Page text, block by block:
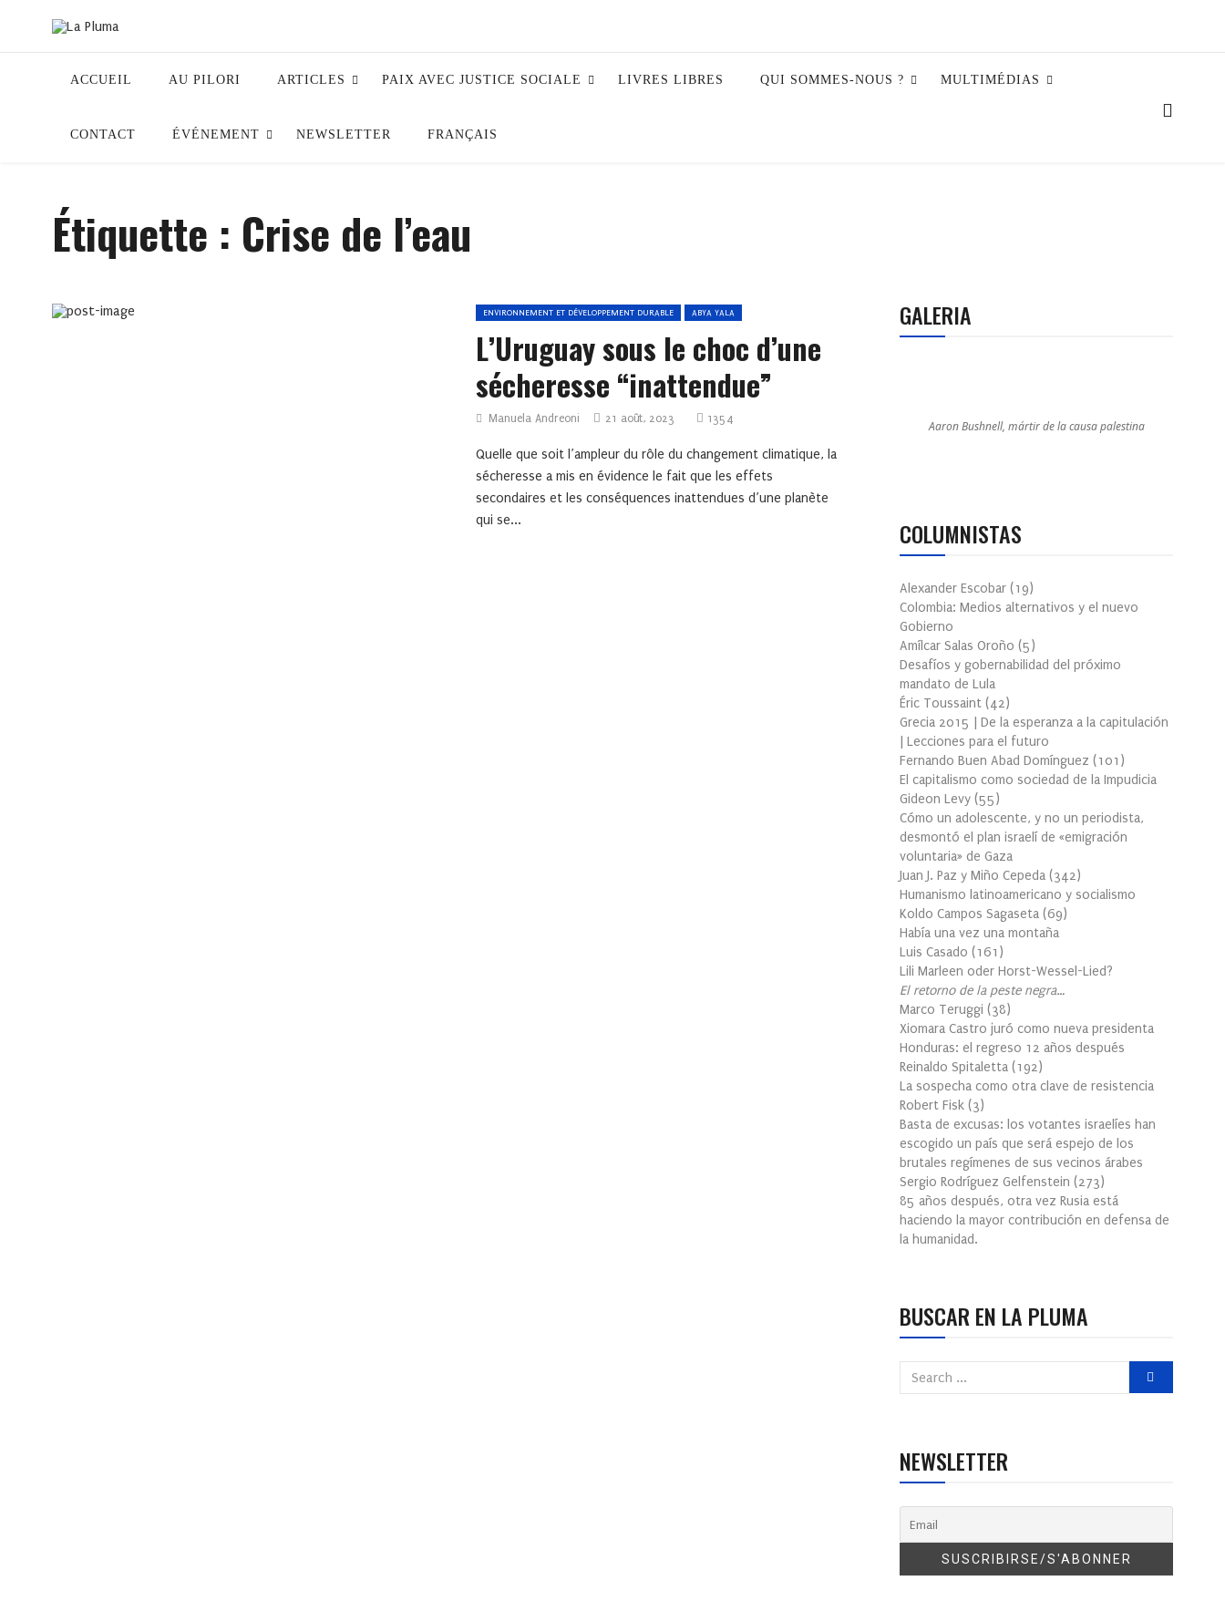
ACCUEIL AU PILORI ARTICLES PAIX AVEC JUSTICE SOCIALE LIVRES LIBRES QUI SOMMES-NOUS ? MULTIMÉDIAS
CONTACT ÉVÉNEMENT NEWSLETTER FRANÇAIS
Étiquette : Crise de l’eau
ENVIRONNEMENT ET DÉVELOPPEMENT DURABLE ABYA YALA
L’Uruguay sous le choc d’une
sécheresse “inattendue”
Manuela Andreoni 21 août, 2023 1354
Quelle que soit l’ampleur du rôle du changement climatique, la
sécheresse a mis en évidence le fait que les effets
secondaires et les conséquences inattendues d’une planète
qui se...
GALERIA
Aaron Bushnell, mártir de la causa palestina
COLUMNISTAS
Alexander Escobar (19)
Colombia: Medios alternativos y el nuevo
Gobierno
Amílcar Salas Oroño (5)
Desafíos y gobernabilidad del próximo
mandato de Lula
Éric Toussaint (42)
Grecia 2015 | De la esperanza a la capitulación
| Lecciones para el futuro
Fernando Buen Abad Domínguez (101 )
El capitalismo como sociedad de la Impudicia
Gideon Levy (55)
Cómo un adolescente, y no un periodista,
desmontó el plan israelí de «emigración
voluntaria» de Gaza
Juan J. Paz y Miño Cepeda (342)
Humanismo latinoamericano y socialismo
Koldo Campos Sagaseta (69)
Había una vez una montaña
Luis Casado (161 )
Lili Marleen oder Horst-Wessel-Lied?
El retorno de la peste negra…
Marco Teruggi (38)
Xiomara Castro juró como nueva presidenta
Honduras: el regreso 12 años después
Reinaldo Spitaletta (192)
La sospecha como otra clave de resistencia
Robert Fisk (3)
Basta de excusas: los votantes israelíes han
escogido un país que será espejo de los
brutales regímenes de sus vecinos árabes
Sergio Rodríguez Gelfenstein (273)
85 años después, otra vez Rusia está
haciendo la mayor contribución en defensa de
la humanidad.
BUSCAR EN LA PLUMA
NEWSLETTER